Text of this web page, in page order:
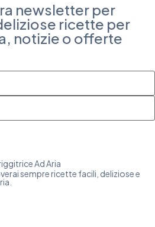
newsletter per
ricette per
notizie o offerte
sempre ricette facili, deliziose e